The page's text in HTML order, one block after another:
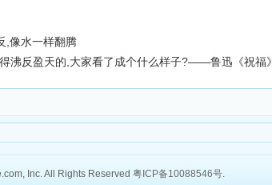
,像水一样翻腾
沸反盈天的,大家看了成个什么样子?——鲁迅《祝福》
Inc. All Rights Reserved 粤ICP备10088546号.